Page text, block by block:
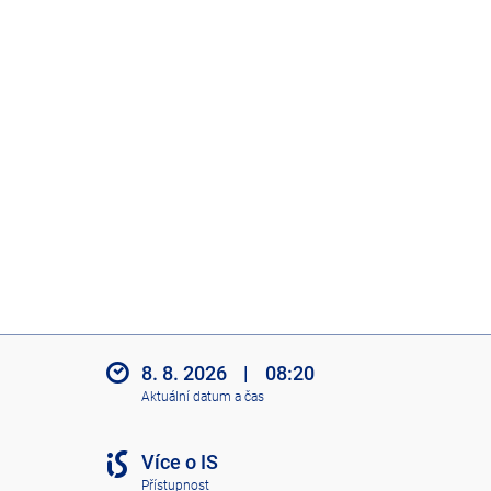
8. 8. 2026 | 08:20
Aktuální datum a čas
Více o IS
Přístupnost